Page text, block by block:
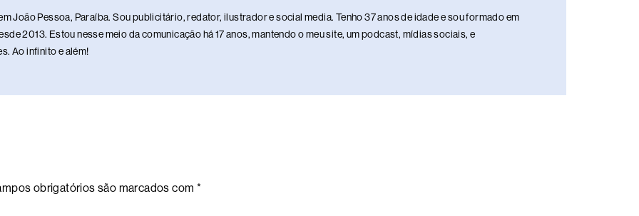
João Pessoa, Paraíba. Sou publicitário, redator, ilustrador e social media. Tenho 37 anos de idade e sou formado em
2013. Estou nesse meio da comunicação há 17 anos, mantendo o meu site, um podcast, mídias sociais, e
Ao infinito e além!
obrigatórios são marcados com *